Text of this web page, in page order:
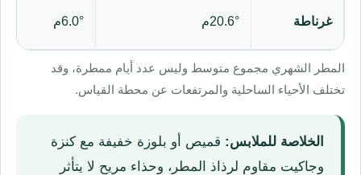
غرناطة 20.6°م 6.0°م
المطر الشهري مجموع متوسط وليس عدد أيام ممطرة، وقد
تختلف الأحياء الساحلية والمرتفعات عن محطة القياس.
الخلاصة للملابس: قميص أو بلوزة خفيفة مع كنزة
وجاكيت مقاوم لرذاذ المطر، وحذاء مريح لا يتأثر